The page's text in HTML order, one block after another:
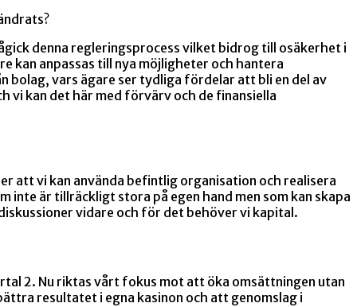
denna regleringsprocess vilket bidrog till osäkerhet i
kan anpassas till nya möjligheter och hantera
vars ägare ser tydliga fördelar att bli en del av
vi kan det här med förvärv och de finansiella
att vi kan använda befintlig organisation och realisera
är tillräckligt stora på egen hand men som kan skapa
vidare och för det behöver vi kapital.
2. Nu riktas vårt fokus mot att öka omsättningen utan
resultatet i egna kasinon och att genomslag i